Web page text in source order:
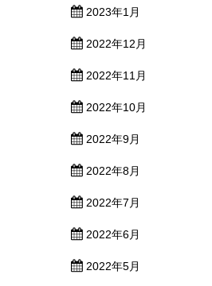
2023年1月
2022年12月
2022年11月
2022年10月
2022年9月
2022年8月
2022年7月
2022年6月
2022年5月